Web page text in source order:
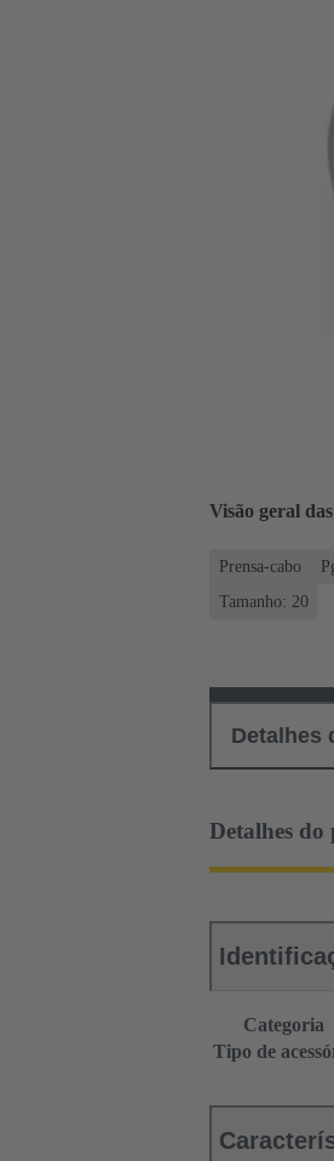
Visão geral
Prensa-cabo
Tamanho: 20
Detalhes
Detalhes
Categoria
Tipo de